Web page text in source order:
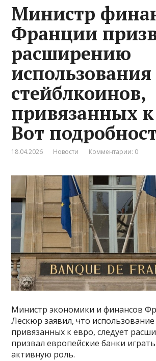
Министр
Франции
расширению
использования
стейблкоинов,
привязанных
Вот
18.04.2026 Новости Комментарии: 0
Министр экономики и финансов
Лескюр заявил, что
привязанных к евро, следует
призвал европейские банки
активную роль.